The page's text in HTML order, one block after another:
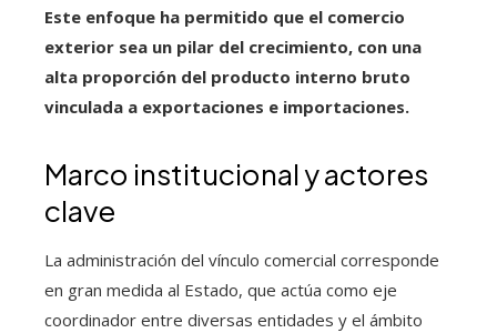
Este enfoque ha permitido que el comercio
exterior sea un pilar del crecimiento, con una
alta proporción del producto interno bruto
vinculada a exportaciones e importaciones.
Marco institucional y actores
clave
La administración del vínculo comercial corresponde
en gran medida al Estado, que actúa como eje
coordinador entre diversas entidades y el ámbito